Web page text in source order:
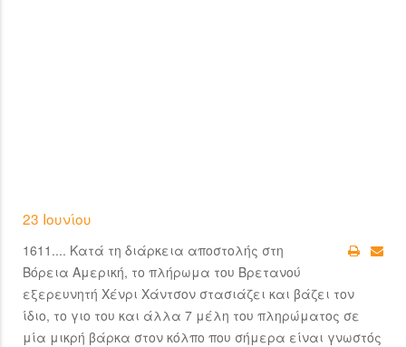
23 Ιουνίου
1611.... Κατά τη διάρκεια αποστολής στη
Βόρεια Αμερική, το πλήρωμα του Βρετανού
εξερευνητή Χένρι Χάντσον στασιάζει και βάζει τον
ίδιο, το γιο του και άλλα 7 μέλη του πληρώματος σε
μία μικρή βάρκα στον κόλπο που σήμερα είναι γνωστός